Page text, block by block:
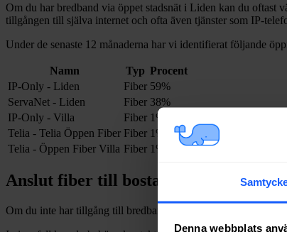
Denna webbplats
Om du har bredband via öppet stadsnät i Liden kan du oftast
tillgången till själva internet och ofta även tjänster som IP-
Under de senaste 12 månaderna har vi identifierat följande
Namn Typ Procent
IP-Only - Liden
Fiber 59%
ServaNet - Liden
Fiber 38%
IP-Only - Villa
Fiber 1%
Telia - Telia Öppen Fiber Fiber 1%
Telia - Öppen Fiber Villa Fiber 1%
Anslut fiber till bostad i
Om du inte har tillgång till bredband via fiber och vill dra in